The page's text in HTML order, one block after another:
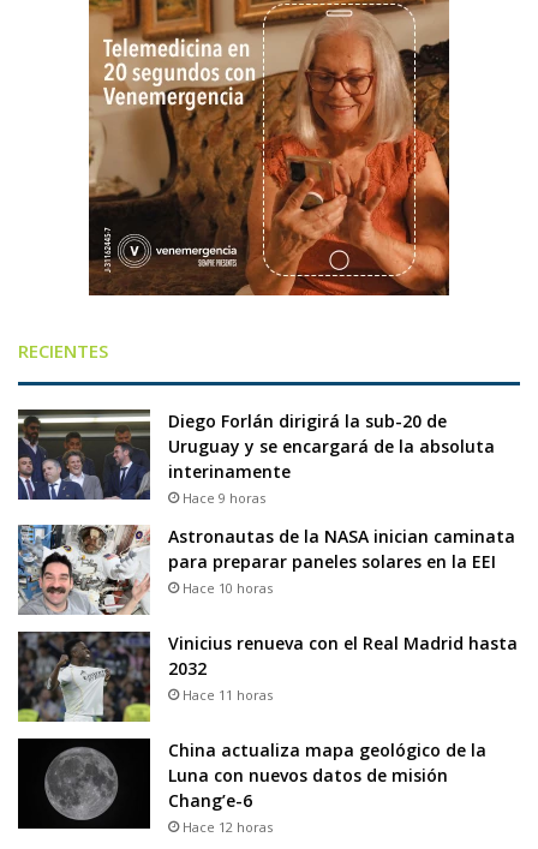
RECIENTES
Diego Forlán dirigirá la sub-20 de
Uruguay y se encargará de la absoluta
interinamente
Hace 9 horas
Astronautas de la NASA inician caminata
para preparar paneles solares en la EEI
Hace 10 horas
Vinicius renueva con el Real Madrid hasta
2032
Hace 11 horas
China actualiza mapa geológico de la
Luna con nuevos datos de misión
Chang’e-6
Hace 12 horas